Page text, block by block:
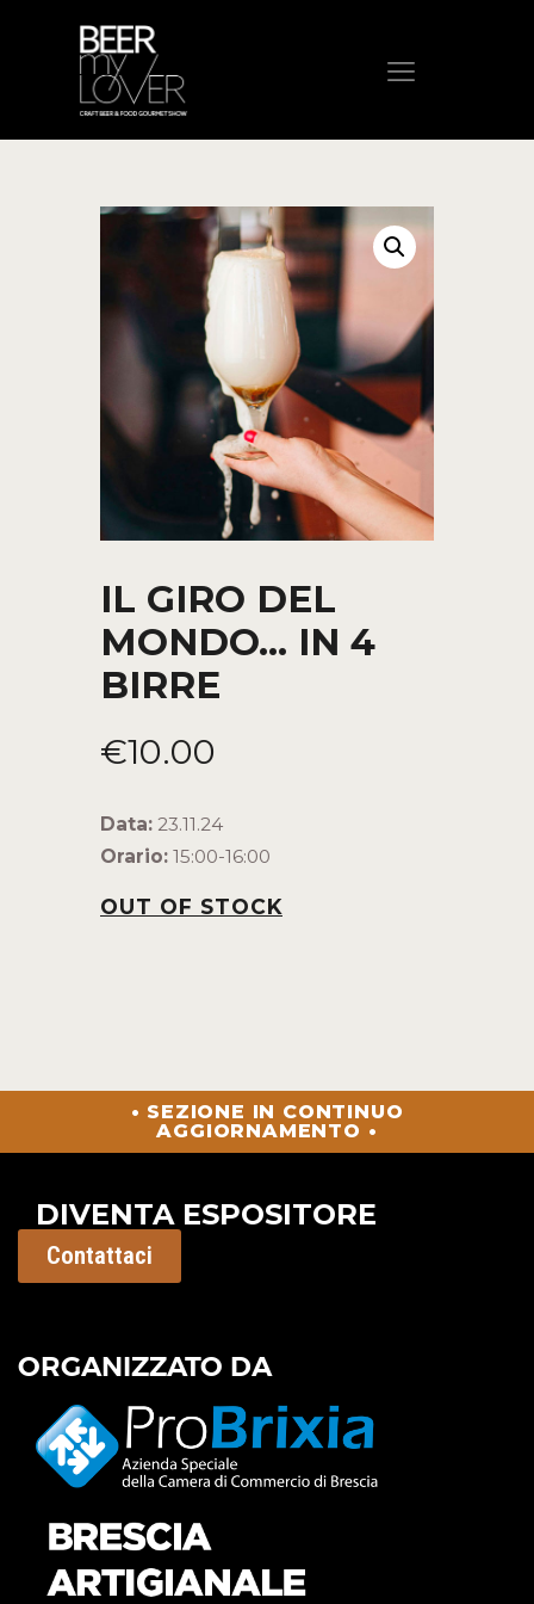
CHI SIAMO
PROGRAMMA
VISITA
ESPONI
PROTAGONISTI
ELENCO ESPOSITORI
NEWS
CONTATTI
ACQUISTA BIGLIETTO
IL GIRO DEL
MONDO… IN 4
BIRRE
€10.00
Data: 23.11.24
Orario: 15:00-16:00
OUT OF STOCK
• SEZIONE IN CONTINUO
AGGIORNAMENTO •
DIVENTA ESPOSITORE
Contattaci
ORGANIZZATO DA